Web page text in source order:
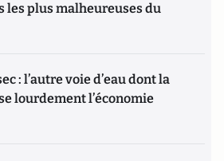
les plus malheureuses du
: l’autre voie d’eau dont la
lourdement l’économie